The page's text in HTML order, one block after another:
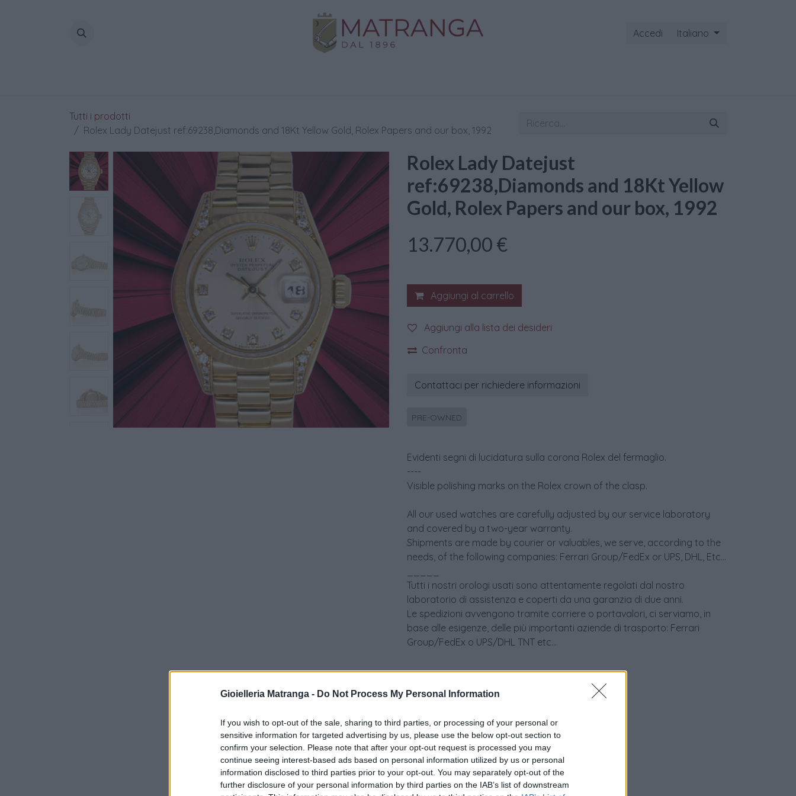
Gioielleria Matranga - Do Not Process My Personal Information
If you wish to opt-out of the sale, sharing to third parties, or processing of your personal or
sensitive information for targeted advertising by us, please use the below opt-out section to
confirm your selection. Please note that after your opt-out request is processed you may
continue seeing interest-based ads based on personal information utilized by us or personal
information disclosed to third parties prior to your opt-out. You may separately opt-out of the
further disclosure of your personal information by third parties on the IAB’s list of downstream
Accedi Italiano
Tutti i prodotti
Rolex Lady Datejust ref:69238,Diamonds and 18Kt Yellow Gold, Rolex Papers and our box, 1992
Rolex Lady Datejust
ref:69238,Diamonds and 18Kt Yellow
Gold, Rolex Papers and our box, 1992
13.770,00 €
Aggiungi al carrello
Aggiungi alla lista dei desideri
Confronta
Contattaci per richiedere informazioni
PRE-OWNED
Evidenti segni di lucidatura sulla corona Rolex del fermaglio.
----
Visible polishing marks on the Rolex crown of the clasp.
All our used watches are carefully adjusted by our service laboratory
and covered by a two-year warranty.
Shipments are made by courier or valuables, we serve, according to the
needs, of the following companies: Ferrari Group/FedEx or UPS, DHL, Etc...
Tutti i nostri orologi usati sono attentamente regolati dal nostro
laboratorio di assistenza e coperti da una garanzia di due anni.
Le spedizioni avvengono tramite corriere o portavalori, ci serviamo, in
base alle esigenze, delle più importanti aziende di trasporto: Ferrari
Group/FedEx o UPS/DHL TNT etc...